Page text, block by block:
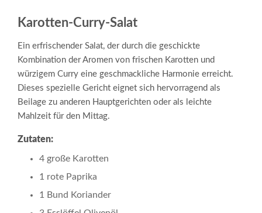
Karotten-Curry-Salat
Ein erfrischender Salat, der durch die geschickte
Kombination der Aromen von frischen Karotten und
würzigem Curry eine geschmackliche Harmonie erreicht.
Dieses spezielle Gericht eignet sich hervorragend als
Beilage zu anderen Hauptgerichten oder als leichte
Mahlzeit für den Mittag.
Zutaten:
4 große Karotten
1 rote Paprika
1 Bund Koriander